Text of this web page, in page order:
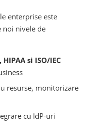
enterprise este
noi nivele de
si ISO/IEC
resurse, monitorizare
cu IdP-uri